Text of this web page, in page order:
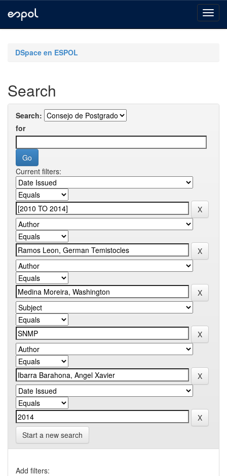
navigationDSpace en ESPOL
Search
Search:
for
Current filters:
Start a new search
Add filters: